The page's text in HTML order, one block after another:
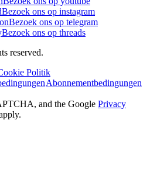
Bezoek ons op instagram
Bezoek ons op telegram
Bezoek ons op threads
reserved.
Politik
Abonnementbedingungen
and the Google Privacy